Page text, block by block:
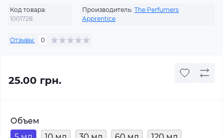
Код товара:
1001728
Производитель: The Perfumers
Apprentice
Отзывы: 0
25.00 грн.
Объем